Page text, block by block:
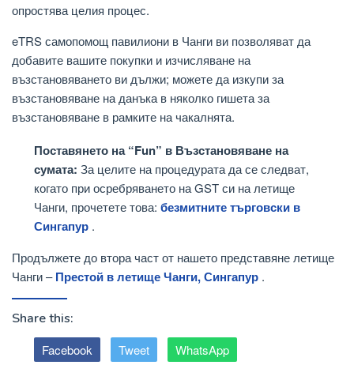
опростява целия процес.
eTRS самопомощ павилиони в Чанги ви позволяват да
добавите вашите покупки и изчисляване на
възстановяването ви дължи; можете да изкупи за
възстановяване на данъка в няколко гишета за
възстановяване в рамките на чакалнята.
Поставянето на “Fun” в Възстановяване на
сумата: За целите на процедурата да се следват,
когато при осребряването на GST си на летище
Чанги, прочетете това: безмитните търговски в
Сингапур .
Продължете до втора част от нашето представяне летище
Чанги –Престой в летище Чанги, Сингапур .
Share this:
Facebook Tweet WhatsApp